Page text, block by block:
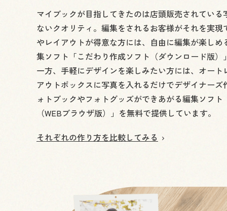
マイブックが目指してきたのは店頭販売されてい
ないクオリティ。編集をされるお客様がそれを実
やレイアウトが得意な方には、自由に編集が楽し
集ソフト「こだわり作成ソフト（ダウンロード版）
一方、手軽にデザインを楽しみたい方には、オー
アウトボックスに写真を入れるだけでデザイナー
ォトブックやフォトグッズができあがる編集ソフ
（WEBブラウザ版）」を無料で提供しています。
それぞれの作り方を比較してみる